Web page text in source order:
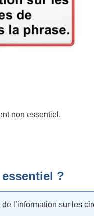
non essentiel.
essentiel ?
l’information sur les